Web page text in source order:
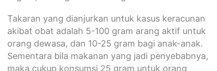
Takaran yang dianjurkan untuk kasus keracunan
akibat obat adalah 5-100 gram arang aktif untuk
orang dewasa, dan 10-25 gram bagi anak-anak.
Sementara bila makanan yang jadi penyebabnya,
maka cukup konsumsi 25 gram untuk orang